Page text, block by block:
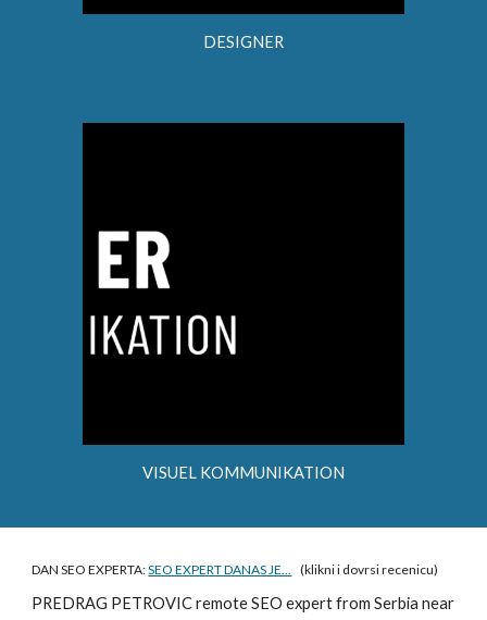
DESIGNER
VISUEL KOMMUNIKATION
DAN SEO EXPERTA:SEO EXPERT DANAS JE... (klikni i dovrsi recenicu)
PREDRAG PETROVICremote SEO expert from Serbia near